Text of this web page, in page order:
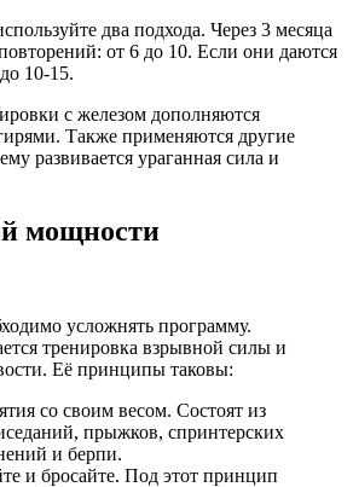
два подхода. Через 3 месяца
от 6 до 10. Если они даются
10-15.
с железом дополняются
Также применяются другие
развивается ураганная сила и
мощности
усложнять программу.
тренировка взрывной силы и
Её принципы таковы:
со своим весом. Состоят из
прыжков, спринтерских
и берпи.
и бросайте. Под этот принцип